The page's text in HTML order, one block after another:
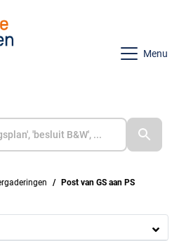
Menu
Post van GS aan PS